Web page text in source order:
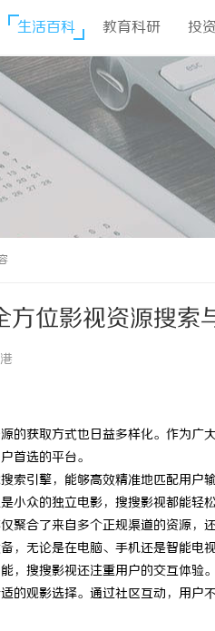
生活百科 教育科研 投
方位影视资源搜索
的获取方式也日益多样化。作为广
首选的平台。
索引擎，能够高效精准地匹配用
小众的独立电影，搜搜影视都能轻
聚合了来自多个正规渠道的资源
，无论是在电脑、手机还是智能电
，搜搜影视还注重用户的交互体
的观影选择。通过社区互动，用